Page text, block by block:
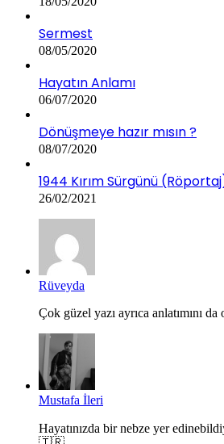
Sermest
08/05/2020
Hayatın Anlamı
06/07/2020
Dönüşmeye hazır mısın ?
08/07/2020
1944 Kırım Sürgünü
26/02/2021
Rüveyda
Çok güzel yazı ayrıca anlatımını
Mustafa İleri
Hayatınızda bir nebze yer